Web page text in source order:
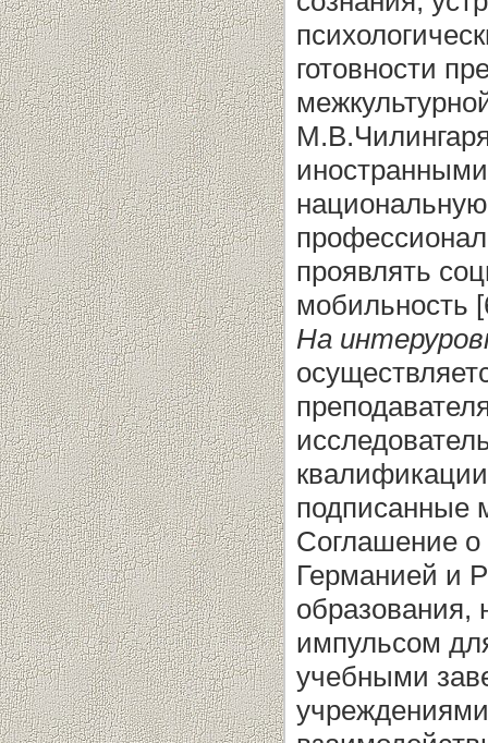
готовности
национальную
проявлять
мобильность
На
подписанные
Соглашение о
Германией и
образования,
импульсом
учебными